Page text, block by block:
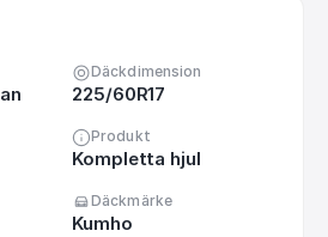
Däckdimension
225/60R17
Produkt
Kompletta hjul
Däckmärke
Kumho